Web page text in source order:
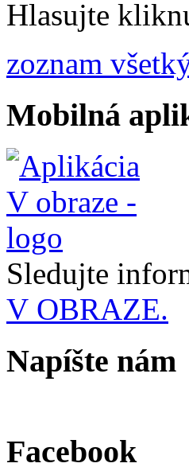
Hlasujte
zoznam
Mobilná
Sledujte
V OBRAZE.
Napíšte nám
Facebook